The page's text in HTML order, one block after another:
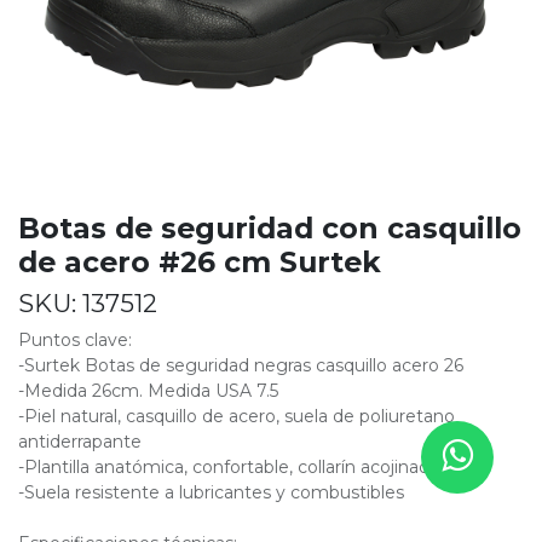
Botas de seguridad con casquillo
de acero #26 cm Surtek
SKU: 137512
Puntos clave:
-Surtek Botas de seguridad negras casquillo acero 26
-Medida 26cm. Medida USA 7.5
-Piel natural, casquillo de acero, suela de poliuretano
antiderrapante
-Plantilla anatómica, confortable, collarín acojinado
-Suela resistente a lubricantes y combustibles